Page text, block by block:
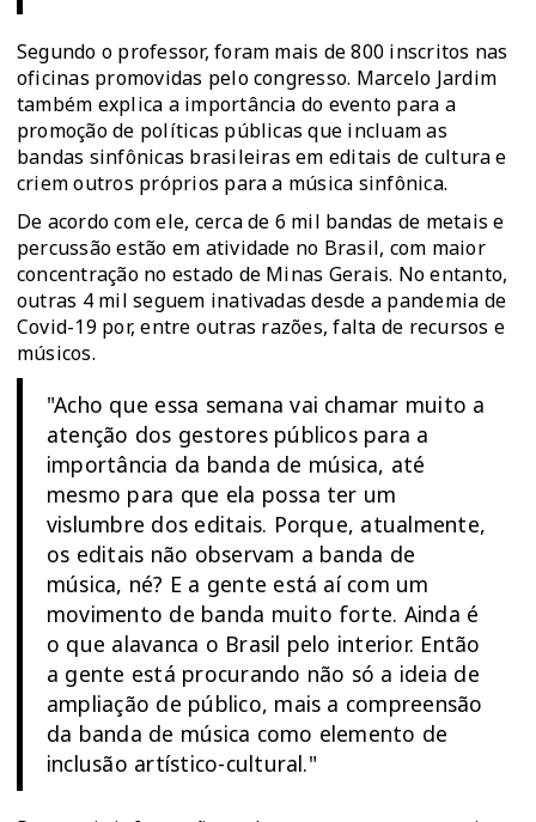
Segundo o professor, foram mais de 800 inscritos nas
oficinas promovidas pelo congresso. Marcelo Jardim
também explica a importância do evento para a
promoção de políticas públicas que incluam as
bandas sinfônicas brasileiras em editais de cultura e
criem outros próprios para a música sinfônica.
De acordo com ele, cerca de 6 mil bandas de metais e
percussão estão em atividade no Brasil, com maior
concentração no estado de Minas Gerais. No entanto,
outras 4 mil seguem inativadas desde a pandemia de
Covid-19 por, entre outras razões, falta de recursos e
músicos.
"Acho que essa semana vai chamar muito a
atenção dos gestores públicos para a
importância da banda de música, até
mesmo para que ela possa ter um
vislumbre dos editais. Porque, atualmente,
os editais não observam a banda de
música, né? E a gente está aí com um
movimento de banda muito forte. Ainda é
o que alavanca o Brasil pelo interior. Então
a gente está procurando não só a ideia de
ampliação de público, mais a compreensão
da banda de música como elemento de
inclusão artístico-cultural."